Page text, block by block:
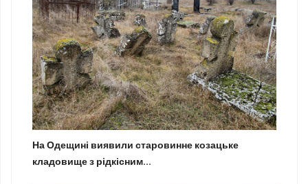
На Одещині виявили старовинне козацьке
кладовище з рідкісним...